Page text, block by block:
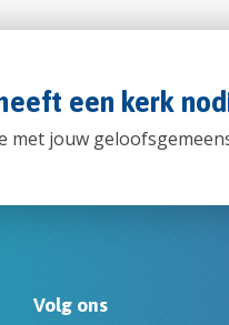
een kerk
met jouw
Volg ons